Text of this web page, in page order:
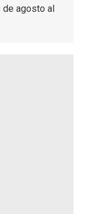
de agosto al